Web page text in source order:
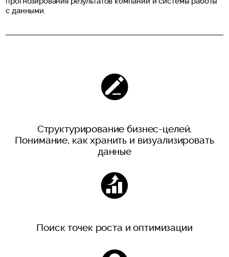
с данными.
Структурирование бизнес-целей.
Понимание, как хранить и визуализировать
данные
Поиск точек роста и оптимизации